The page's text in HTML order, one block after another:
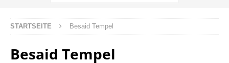
STARTSEITE Besaid Tempel
Besaid Tempel